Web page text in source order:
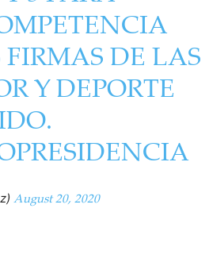
DE LAS
Y DEPORTE
August 20, 2020